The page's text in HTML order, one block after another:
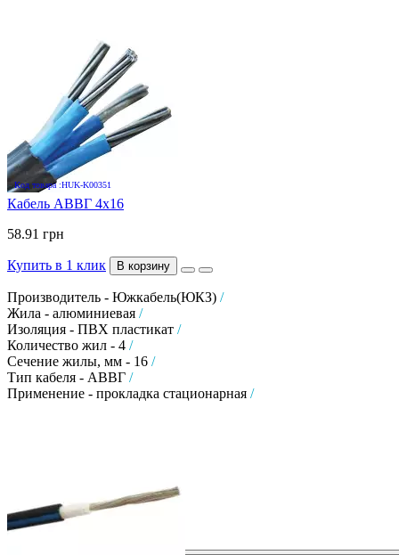
Код товара :HUK-K00351
Кабель АВВГ 4х16
58.91 грн
Купить в 1 клик В корзину
Производитель - Южкабель(ЮКЗ) /
Жила - алюминиевая /
Изоляция - ПВХ пластикат /
Количество жил - 4 /
Сечение жилы, мм - 16 /
Тип кабеля - АВВГ /
Применение - прокладка стационарная /